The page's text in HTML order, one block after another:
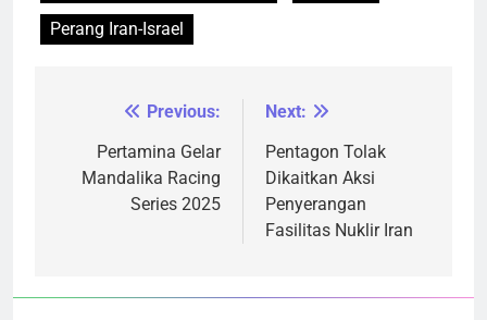
Perang Iran-Israel
Navigasi
pos
Previous:
Pertamina Gelar
Mandalika Racing
Series 2025
Next:
Pentagon Tolak
Dikaitkan Aksi
Penyerangan
Fasilitas Nuklir Iran